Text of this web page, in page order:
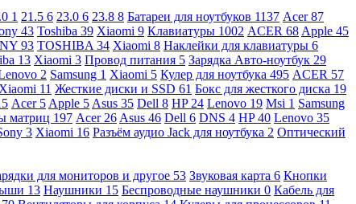
1 21.5 6 23.0 6 23.8 8 Батареи для ноутбуков 1137 Acer87
43 Toshiba 39 Xiaomi 9 Клавиатуры 1002 ACER 68 Apple 45
93 TOSHIBA 34 Xiaomi 8 Наклейки для клавиатуры 6
13 Xiaomi 3 Провод питания 5 Зарядка Авто-ноутбук 29
2 Samsung 1 Xiaomi 5 Кулер для ноутбука 495 ACER 57
Xiaomi 11 Жесткие диски и SSD 61 Бокс для жесткого диска 19
Acer 5 Apple 5 Asus 35 Dell 8 HP 24 Lenovo 19 Msi 1 Samsung
матриц 197 Acer 26 Asus 46 Dell 6 DNS 4 HP40 Lenovo 35
3 Xiaomi 16 Разъём аудио Jack для ноутбука 2 Оптический
для мониторов и другое 53 Звуковая карта 6 Кнопки
13 Наушники 15 Беспроводные наушники 0 Кабель для